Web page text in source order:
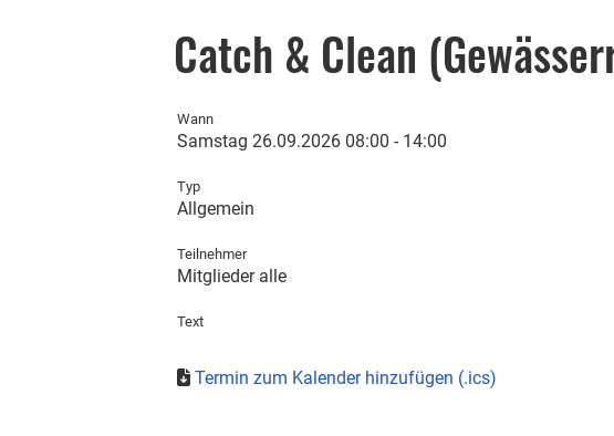
Catch & Clean
Wann
Samstag 26.09.2026 08:00 - 14:00
Typ
Allgemein
Teilnehmer
Mitglieder alle
Text
Termin zum Kalender hinzufügen (.ics)